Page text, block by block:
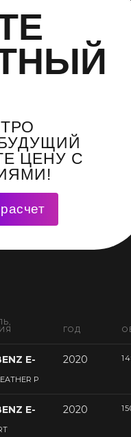
ЦЕНУ С
ГОД
E-
P
2020
E- 2020